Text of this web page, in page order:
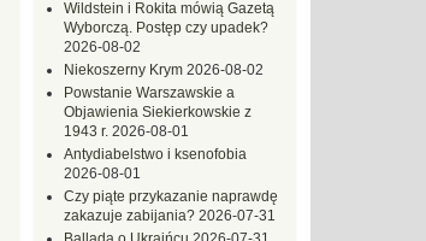
Wildstein i Rokita mówią Gazetą
Wyborczą. Postęp czy upadek?
2026-08-02
Niekoszerny Krym 2026-08-02
Powstanie Warszawskie a
Objawienia Siekierkowskie z
1943 r. 2026-08-01
Antydiabelstwo i ksenofobia
2026-08-01
Czy piąte przykazanie naprawdę
zakazuje zabijania? 2026-07-31